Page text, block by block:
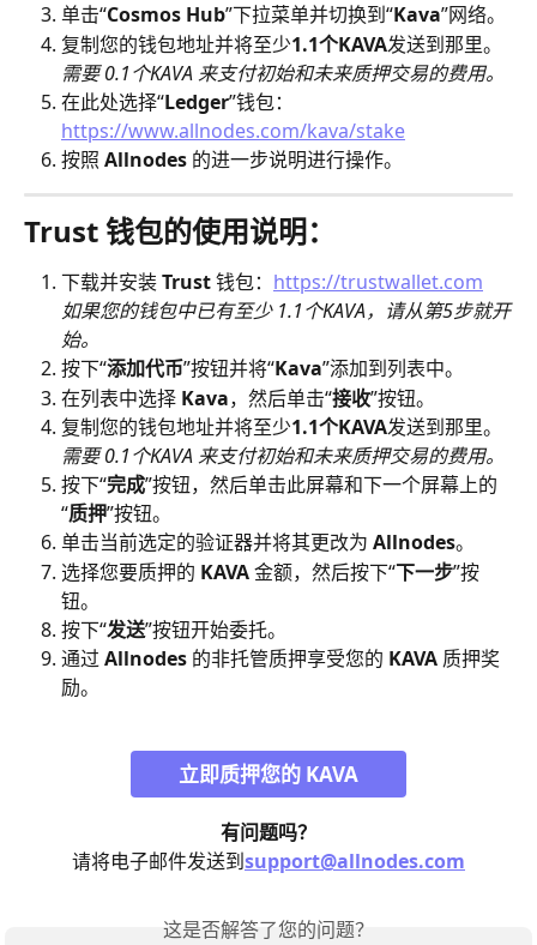
单击“Cosmos Hub”下拉菜单并切换到“Kava”网络。
复制您的钱包地址并将至少1.1个KAVA发送到那里。
​需要 0.1个KAVA 来支付初始和未来质押交易的费用。
在此处选择“Ledger”钱包：
https://www.allnodes.com/kava/stake
按照 Allnodes 的进一步说明进行操作。
Trust 钱包的使用说明：
下载并安装 Trust 钱包： https://trustwallet.com
如果您的钱包中已有至少 1.1个KAVA，请从第5步就开
始。
按下“添加代币”按钮并将“Kava”添加到列表中。
在列表中选择 Kava，然后单击“接收”按钮。
复制您的钱包地址并将至少1.1个KAVA发送到那里。
​需要 0.1个KAVA 来支付初始和未来质押交易的费用。
按下“完成”按钮，然后单击此屏幕和下一个屏幕上的
“质押”按钮。
单击当前选定的验证器并将其更改为 Allnodes。
选择您要质押的 KAVA 金额，然后按下“下一步”按
钮。
按下“发送”按钮开始委托。
通过 Allnodes 的非托管质押享受您的 KAVA 质押奖
励。
立即质押您的 KAVA
有问题吗？
请将电子邮件发送到support@allnodes.com
这是否解答了您的问题？